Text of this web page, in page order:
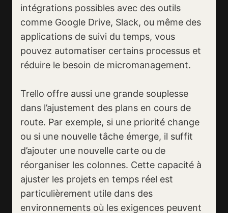
intégrations possibles avec des outils
comme Google Drive, Slack, ou même des
applications de suivi du temps, vous
pouvez automatiser certains processus et
réduire le besoin de micromanagement.
Trello offre aussi une grande souplesse
dans l’ajustement des plans en cours de
route. Par exemple, si une priorité change
ou si une nouvelle tâche émerge, il suffit
d’ajouter une nouvelle carte ou de
réorganiser les colonnes. Cette capacité à
ajuster les projets en temps réel est
particulièrement utile dans des
environnements où les exigences peuvent